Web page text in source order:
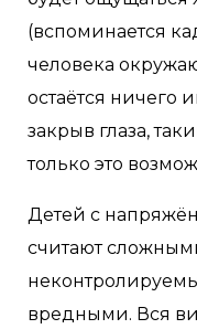
(вспоминается
человека
остаётся ничего
закрыв глаза,
только это
Детей с
считают
вредными. Вся